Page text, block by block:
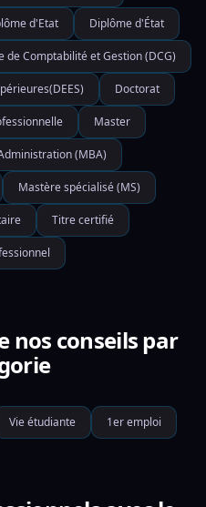
d'Etat Diplôme d'État
de Comptabilité et Gestion (DCG)
Doctorat
Master
(MBA)
Mastère spécialisé (MS)
Titre certifié
nos conseils par
Vie étudiante 1er emploi